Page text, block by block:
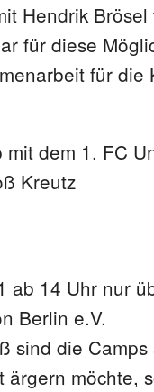
Hendrik
für diese
für die
dem 1. FC
Kreutz
ab 14 Uhr nur
Berlin e.V.
sind die
ärgern möchte,